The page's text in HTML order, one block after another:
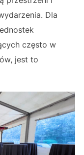
Dla
często w
jest to